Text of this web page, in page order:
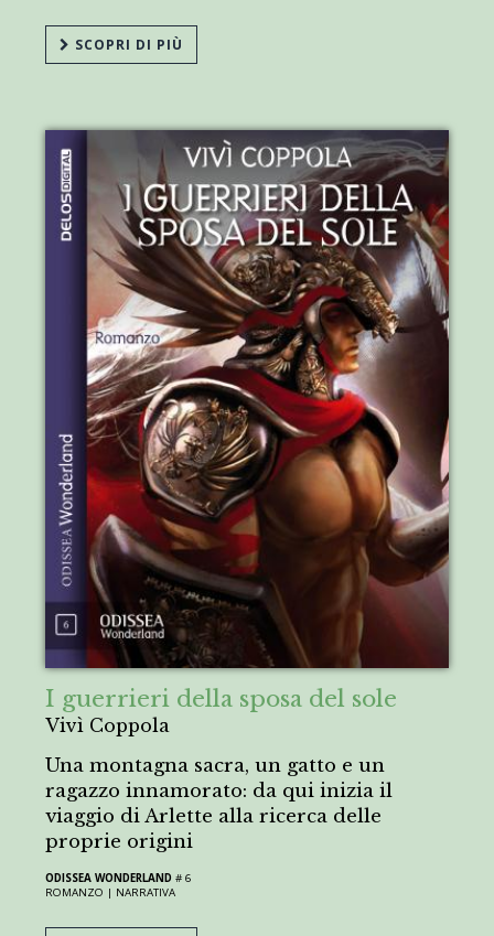
SCOPRI DI PIÙ
I guerrieri della sposa del sole
Vivì Coppola
Una montagna sacra, un gatto e un
ragazzo innamorato: da qui inizia il
viaggio di Arlette alla ricerca delle
proprie origini
ODISSEA WONDERLAND # 6
ROMANZO | NARRATIVA